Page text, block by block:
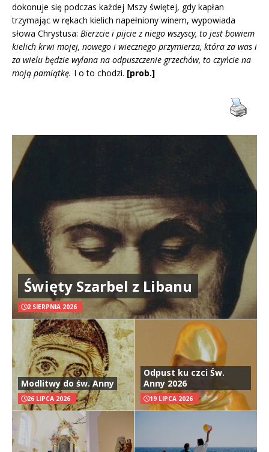
dokonuje się podczas każdej Mszy świętej, gdy kapłan
trzymając w rękach kielich napełniony winem, wypowiada
słowa Chrystusa: Bierzcie i pijcie z niego wszyscy, to jest bowiem
kielich krwi mojej, nowego i wiecznego przymierza, która za was i
za wielu będzie wylana na odpuszczenie grzechów, to czyńcie na
moją pamiątkę. I o to chodzi. [prob.]
Święty Szarbel z Libanu
2 SIERPNIA 2026
Modlitwy do św. Anny
26 LIPCA 2026
Odpust ku czci Św.
Anny 2026
19 LIPCA 2026